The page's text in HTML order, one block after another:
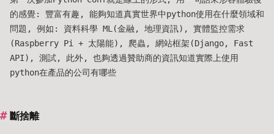
的感覺: 豐富有趣, 能夠知道真實世界中python使用在什麼領域和
問題, 例如: 資料科學 ML(金融, 地理資訊), 實體監控需求
(Raspberry Pi + 太陽能), 爬蟲, 網站框架(Django, Fast
API), 測試, 此外, 也夠透過贊助商的資訊知道實際上使用
python在產品的公司有哪些
斷捨離